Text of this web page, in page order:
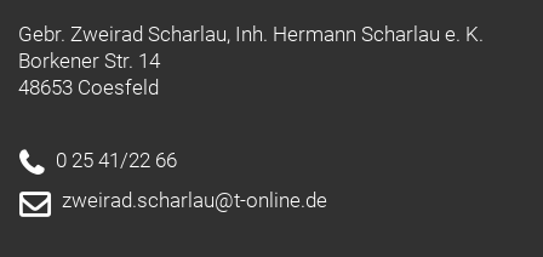
Bremssattel // Shimano MT-200 hydraulischer
Bremssattel
Shimano RT26, 6-Loch-Scheibenaufnahme,
Vorderradbremse: Shimano MT-200 hydraulischer
Bremssattel // Shimano MT-200 hydraulischer
Gebr. Zweirad Scharlau, Inh. Hermann Scharlau e. K.
Borkener Str. 14
48653 Coesfeld
0 25 41/22 66
zweirad.scharlau@t-online.de